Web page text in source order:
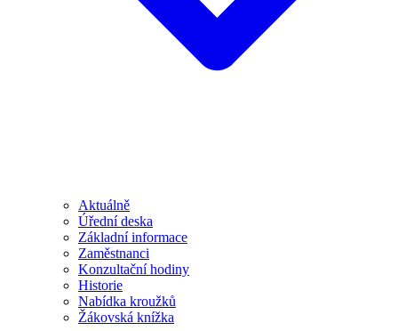
Aktuálně
Úřední deska
Základní informace
Zaměstnanci
Konzultační hodiny
Historie
Nabídka kroužků
Žákovská knížka